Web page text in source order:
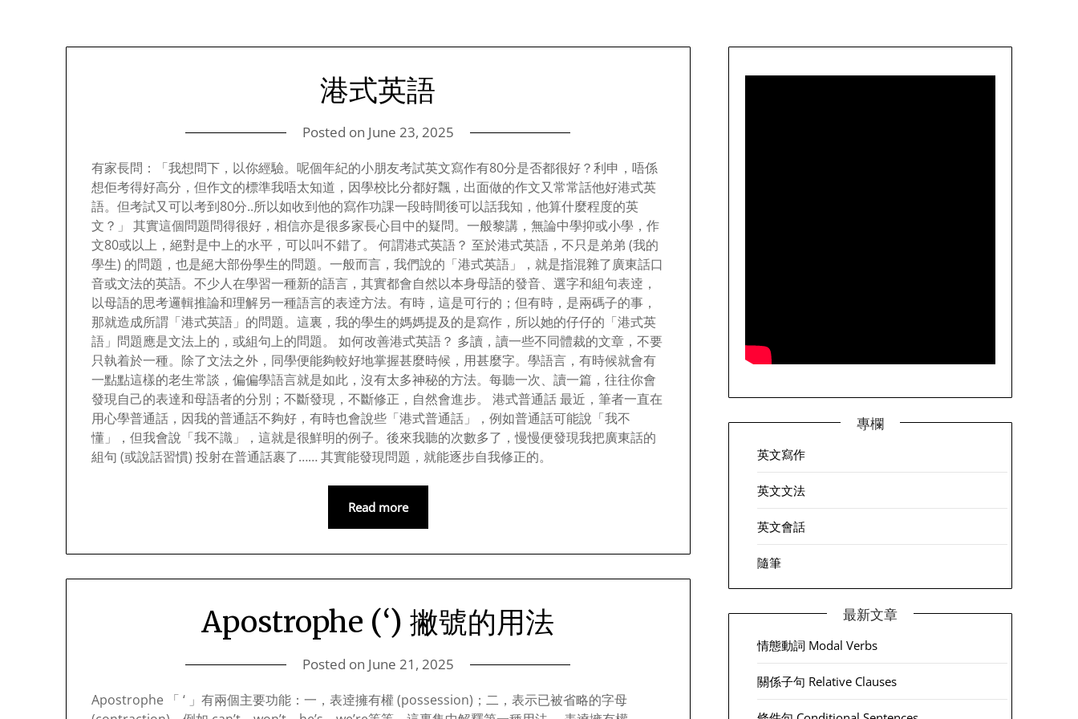
港式英語
Posted on June 23, 2025
有家長問：「我想問下，以你經驗。呢個年紀的小朋友考試英文寫作有80分是否都很好？利申，唔係
想佢考得好高分，但作文的標準我唔太知道，因學校比分都好飄，出面做的作文又常常話他好港式英
語。但考試又可以考到80分..所以如收到他的寫作功課一段時間後可以話我知，他算什麼程度的英
文？」 其實這個問題問得很好，相信亦是很多家長心目中的疑問。一般黎講，無論中學抑或小學，作
文80或以上，絕對是中上的水平，可以叫不錯了。 何謂港式英語？ 至於港式英語，不只是弟弟 (我的
學生) 的問題，也是絕大部份學生的問題。一般而言，我們說的「港式英語」，就是指混雜了廣東話口
音或文法的英語。不少人在學習一種新的語言，其實都會自然以本身母語的發音、選字和組句表逹，
以母語的思考邏輯推論和理解另一種語言的表逹方法。有時，這是可行的；但有時，是兩碼子的事，
那就造成所謂「港式英語」的問題。這裏，我的學生的媽媽提及的是寫作，所以她的仔仔的「港式英
語」問題應是文法上的，或組句上的問題。 如何改善港式英語？ 多讀，讀一些不同體裁的文章，不要
只執着於一種。除了文法之外，同學便能夠較好地掌握甚麼時候，用甚麼字。學語言，有時候就會有
一點點這樣的老生常談，偏偏學語言就是如此，沒有太多神秘的方法。每聽一次、讀一篇，往往你會
發現自己的表達和母語者的分別；不斷發現，不斷修正，自然會進步。 港式普通話 最近，筆者一直在
用心學普通話，因我的普通話不夠好，有時也會說些「港式普通話」，例如普通話可能說「我不
懂」，但我會說「我不識」，這就是很鮮明的例子。後來我聽的次數多了，慢慢便發現我把廣東話的
組句 (或說話習慣) 投射在普通話裹了…… 其實能發現問題，就能逐步自我修正的。
Read more
Apostrophe (‘) 撇號的用法
Posted on June 21, 2025
Apostrophe 「 ‘ 」有兩個主要功能：一，表逹擁有權 (possession)；二，表示已被省略的字母
專欄
英文寫作
英文文法
英文會話
隨筆
最新文章
情態動詞 Modal Verbs
關係子句 Relative Clauses